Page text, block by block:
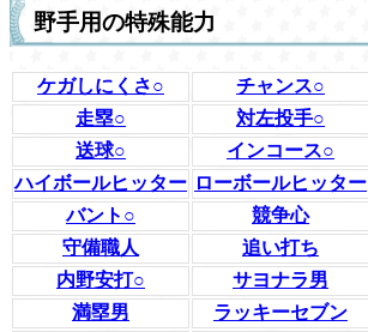
野手用の特殊能力
ケガしにくさ○
チャンス○
走塁○
対左投手○
送球○
インコース○
ハイボールヒッター ローボールヒッター
バント○
競争心
守備職人
追い打ち
内野安打○
サヨナラ男
満塁男
ラッキーセブン